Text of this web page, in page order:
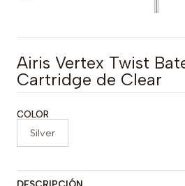
Airis Vertex Twist
Cartridge de Clear
COLOR
Silver